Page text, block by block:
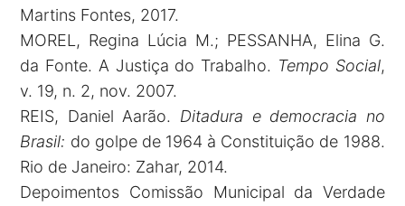
Martins Fontes, 2017.
MOREL, Regina Lúcia M.; PESSANHA, Elina G.
da Fonte. A Justiça do Trabalho. Tempo Social,
v. 19, n. 2, nov. 2007.
REIS, Daniel Aarão. Ditadura e democracia no
Brasil: do golpe de 1964 à Constituição de 1988.
Rio de Janeiro: Zahar, 2014.
Depoimentos Comissão Municipal da Verdade